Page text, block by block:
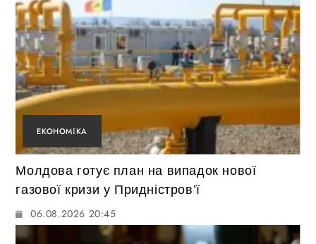
ЕКОНОМІКА
Молдова готує план на випадок нової
газової кризи у Придністров’ї
06.08.2026 20:45